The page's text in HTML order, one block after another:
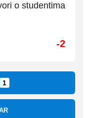
o studentima
-2
1